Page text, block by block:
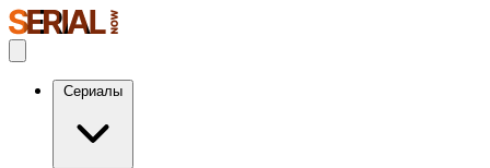
Сериалы